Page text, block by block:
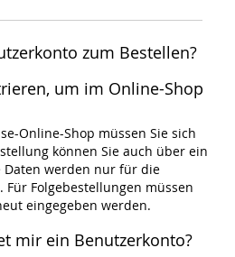
zum Bestellen?
um im Online-Shop
Online-Shop müssen Sie sich
können Sie auch über ein
Daten werden nur für die
Folgebestellungen müssen
eingegeben werden.
mir ein Benutzerkonto?